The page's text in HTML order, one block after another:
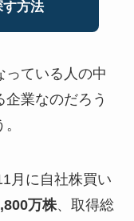
す方法
っている人の中
業なのだろう
月に自社株買い
万株、取得総